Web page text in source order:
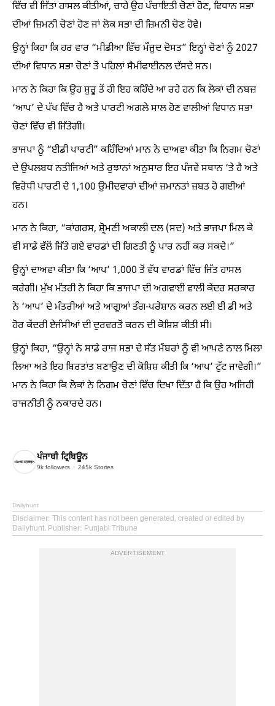
ਵਿੱਚ ਵੀ ਜਿੱਤਾਂ ਹਾਸਲ ਕੀਤੀਆਂ, ਚਾਹੇ ਉਹ ਪੰਚਾਇਤੀ ਚੋਣਾਂ ਹੋਣ, ਵਿਧਾਨ ਸਭਾ
ਦੀਆਂ ਜ਼ਿਮਨੀ ਚੋਣਾਂ ਹੋਣ ਜਾਂ ਲੋਕ ਸਭਾ ਦੀ ਜ਼ਿਮਨੀ ਚੋਣ ਹੋਵੇ।
ਉਨ੍ਹਾਂ ਕਿਹਾ ਕਿ ਹਰ ਵਾਰ “ਮੀਡੀਆ ਵਿੱਚ ਮੌਜੂਦ ਦੋਸਤ” ਇਨ੍ਹਾਂ ਚੋਣਾਂ ਨੂੰ 2027
ਦੀਆਂ ਵਿਧਾਨ ਸਭਾ ਚੋਣਾਂ ਤੋਂ ਪਹਿਲਾਂ ਸੈਮੀਫਾਈਨਲ ਦੱਸਦੇ ਸਨ।
ਮਾਨ ਨੇ ਕਿਹਾ ਕਿ ਉਹ ਸ਼ੁਰੂ ਤੋਂ ਹੀ ਇਹ ਕਹਿੰਦੇ ਆ ਰਹੇ ਹਨ ਕਿ ਲੋਕਾਂ ਦੀ ਨਬਜ਼
‘ਆਪ’ ਦੇ ਪੱਖ ਵਿੱਚ ਹੈ ਅਤੇ ਪਾਰਟੀ ਅਗਲੇ ਸਾਲ ਹੋਣ ਵਾਲੀਆਂ ਵਿਧਾਨ ਸਭਾ
ਚੋਣਾਂ ਵਿੱਚ ਵੀ ਜਿੱਤੇਗੀ।
ਭਾਜਪਾ ਨੂੰ “ਈਡੀ ਪਾਰਟੀ” ਕਹਿੰਦਿਆਂ ਮਾਨ ਨੇ ਦਾਅਵਾ ਕੀਤਾ ਕਿ ਨਿਗਮ ਚੋਣਾਂ
ਦੇ ਉਪਲਬਧ ਨਤੀਜਿਆਂ ਅਤੇ ਰੁਝਾਨਾਂ ਅਨੁਸਾਰ ਇਹ ਪੰਜਵੇਂ ਸਥਾਨ ‘ਤੇ ਹੈ ਅਤੇ
ਵਿਰੋਧੀ ਪਾਰਟੀ ਦੇ 1,100 ਉਮੀਦਵਾਰਾਂ ਦੀਆਂ ਜ਼ਮਾਨਤਾਂ ਜ਼ਬਤ ਹੋ ਗਈਆਂ
ਹਨ।
ਮਾਨ ਨੇ ਕਿਹਾ, “ਕਾਂਗਰਸ, ਸ਼੍ਰੋਮਣੀ ਅਕਾਲੀ ਦਲ (ਸਦ) ਅਤੇ ਭਾਜਪਾ ਮਿਲ ਕੇ
ਵੀ ਸਾਡੇ ਵੱਲੋਂ ਜਿੱਤੇ ਗਏ ਵਾਰਡਾਂ ਦੀ ਗਿਣਤੀ ਨੂੰ ਪਾਰ ਨਹੀਂ ਕਰ ਸਕਦੇ।”
ਉਨ੍ਹਾਂ ਦਾਅਵਾ ਕੀਤਾ ਕਿ ‘ਆਪ’ 1,000 ਤੋਂ ਵੱਧ ਵਾਰਡਾਂ ਵਿੱਚ ਜਿੱਤ ਹਾਸਲ
ਕਰੇਗੀ। ਮੁੱਖ ਮੰਤਰੀ ਨੇ ਕਿਹਾ ਕਿ ਭਾਜਪਾ ਦੀ ਅਗਵਾਈ ਵਾਲੀ ਕੇਂਦਰ ਸਰਕਾਰ
ਨੇ ‘ਆਪ’ ਦੇ ਮੰਤਰੀਆਂ ਅਤੇ ਆਗੂਆਂ ਤੰਗ-ਪਰੇਸ਼ਾਨ ਕਰਨ ਲਈ ਈ ਡੀ ਅਤੇ
ਹੋਰ ਕੇਂਦਰੀ ਏਜੰਸੀਆਂ ਦੀ ਦੁਰਵਰਤੋਂ ਕਰਨ ਦੀ ਕੋਸ਼ਿਸ਼ ਕੀਤੀ ਸੀ।
ਉਨ੍ਹਾਂ ਕਿਹਾ, “ਉਨ੍ਹਾਂ ਨੇ ਸਾਡੇ ਰਾਜ ਸਭਾ ਦੇ ਸੱਤ ਮੈਂਬਰਾਂ ਨੂੰ ਵੀ ਆਪਣੇ ਨਾਲ ਮਿਲਾ
ਲਿਆ ਅਤੇ ਇਹ ਬਿਰਤਾਂਤ ਬਣਾਉਣ ਦੀ ਕੋਸ਼ਿਸ਼ ਕੀਤੀ ਕਿ ‘ਆਪ’ ਟੁੱਟ ਜਾਵੇਗੀ।”
ਮਾਨ ਨੇ ਕਿਹਾ ਕਿ ਲੋਕਾਂ ਨੇ ਨਿਗਮ ਚੋਣਾਂ ਵਿੱਚ ਦਿਖਾ ਦਿੱਤਾ ਹੈ ਕਿ ਉਹ ਅਜਿਹੀ
ਰਾਜਨੀਤੀ ਨੂੰ ਨਕਾਰਦੇ ਹਨ।
ਪੰਜਾਬੀ ਟ੍ਰਿਬਿਊਨ
9k followers 245k Stories
Dailyhunt
Disclaimer: This content has not been generated, created or edited by
Dailyhunt. Publisher: Punjabi Tribune
ADVERTISEMENT